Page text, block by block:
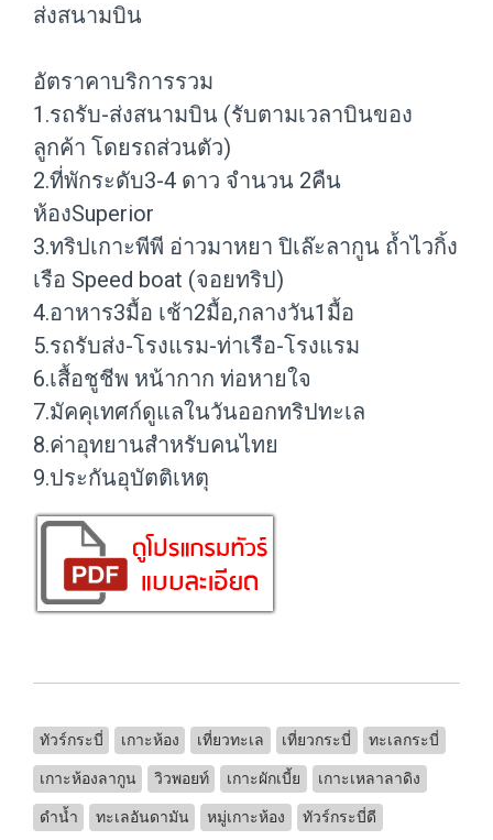
ส่งสนามบิน
อัตราคาบริการรวม
1.รถรับ-ส่งสนามบิน (รับตามเวลาบินของ
ลูกค้า โดยรถส่วนตัว)
2.ที่พักระดับ3-4 ดาว จำนวน 2คืน
ห้องSuperior
3.ทริปเกาะพีพี อ่าวมาหยา ปิเล๊ะลากูน ถ้ำไวกิ้ง
เรือ Speed boat (จอยทริป)
4.อาหาร3มื้อ เช้า2มื้อ,กลางวัน1มื้อ
5.รถรับส่ง-โรงแรม-ท่าเรือ-โรงแรม
6.เสื้อชูชีพ หน้ากาก ท่อหายใจ
7.มัคคุเทศก์ดูแลในวันออกทริปทะเล
8.ค่าอุทยานสำหรับคนไทย
9.ประกันอุบัตติเหตุ
ทัวร์กระบี่ เกาะห้อง เที่ยวทะเล เที่ยวกระบี่ ทะเลกระบี่
เกาะห้องลากูน วิวพอยท์ เกาะผักเบี้ย เกาะเหลาลาดิง
ดำน้ำ ทะเลอันดามัน หมู่เกาะห้อง ทัวร์กระบี่ดี